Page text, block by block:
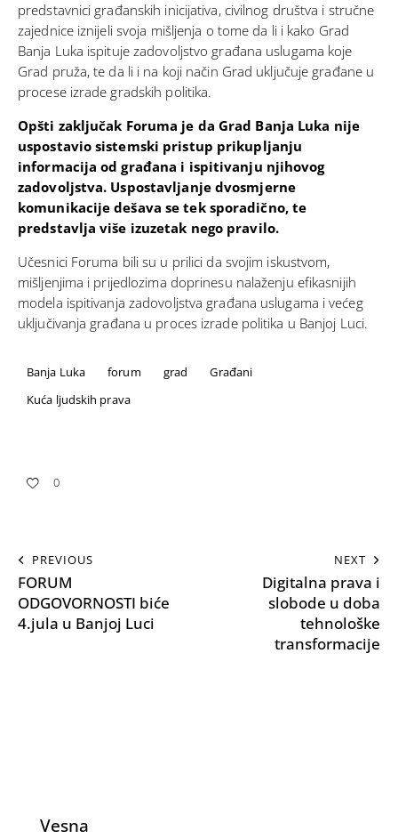
predstavnici građanskih inicijativa, civilnog društva i stručne
zajednice iznijeli svoja mišljenja o tome da li i kako Grad
Banja Luka ispituje zadovoljstvo građana uslugama koje
Grad pruža, te da li i na koji način Grad uključuje građane u
procese izrade gradskih politika.
Opšti zaključak Foruma je da Grad Banja Luka nije
uspostavio sistemski pristup prikupljanju
informacija od građana i ispitivanju njihovog
zadovoljstva. Uspostavljanje dvosmjerne
komunikacije dešava se tek sporadično, te
predstavlja više izuzetak nego pravilo.
Učesnici Foruma bili su u prilici da svojim iskustvom,
mišljenjima i prijedlozima doprinesu nalaženju efikasnijih
modela ispitivanja zadovoljstva građana uslugama i većeg
uključivanja građana u proces izrade politika u Banjoj Luci.
Banja Luka forum grad
Građani
Kuća ljudskih prava
0
PREVIOUS
FORUM
ODGOVORNOSTI biće
4.jula u Banjoj Luci
NEXT
Digitalna prava i
slobode u doba
tehnološke
transformacije
Vesna